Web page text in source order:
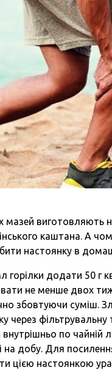
мазей виготовляють
каштана. А
настоянку в
горілки додати 50 г
не менше двох
збовтуючи суміш.
через фільтрувальну
по чайній
на добу. Для
цією настоянкою